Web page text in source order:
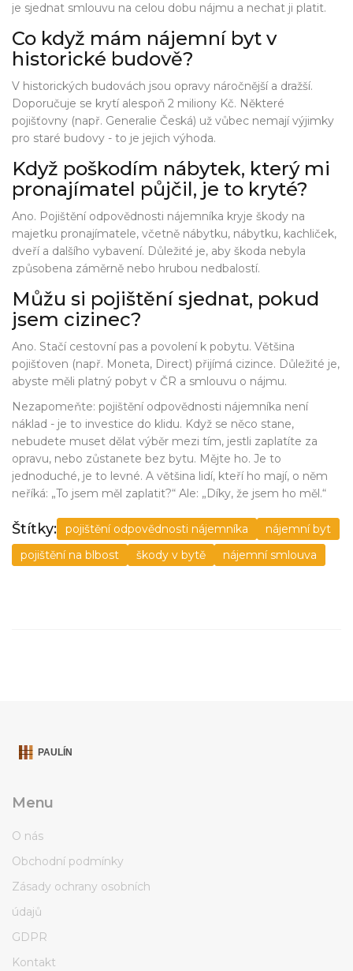
je sjednat smlouvu na celou dobu nájmu a nechat ji platit.
Co když mám nájemní byt v
historické budově?
V historických budovách jsou opravy náročnější a dražší.
Doporučuje se krytí alespoň 2 miliony Kč. Některé
pojišťovny (např. Generalie Česká) už vůbec nemají výjimky
pro staré budovy - to je jejich výhoda.
Když poškodím nábytek, který mi
pronajímatel půjčil, je to kryté?
Ano. Pojištění odpovědnosti nájemníka kryje škody na
majetku pronajímatele, včetně nábytku, nábytku, kachliček,
dveří a dalšího vybavení. Důležité je, aby škoda nebyla
způsobena záměrně nebo hrubou nedbalostí.
Můžu si pojištění sjednat, pokud
jsem cizinec?
Ano. Stačí cestovní pas a povolení k pobytu. Většina
pojišťoven (např. Moneta, Direct) přijímá cizince. Důležité je,
abyste měli platný pobyt v ČR a smlouvu o nájmu.
Nezapomeňte: pojištění odpovědnosti nájemníka není
náklad - je to investice do klidu. Když se něco stane,
nebudete muset dělat výběr mezi tím, jestli zaplatíte za
opravu, nebo zůstanete bez bytu. Mějte ho. Je to
jednoduché, je to levné. A většina lidí, kteří ho mají, o něm
neříká: „To jsem měl zaplatit?“ Ale: „Díky, že jsem ho měl.“
Štítky: pojištění odpovědnosti nájemníka
nájemní byt
pojištění na blbost
škody v bytě nájemní smlouva
Menu
O nás
Obchodní podmínky
Zásady ochrany osobních
údajů
GDPR
Kontakt